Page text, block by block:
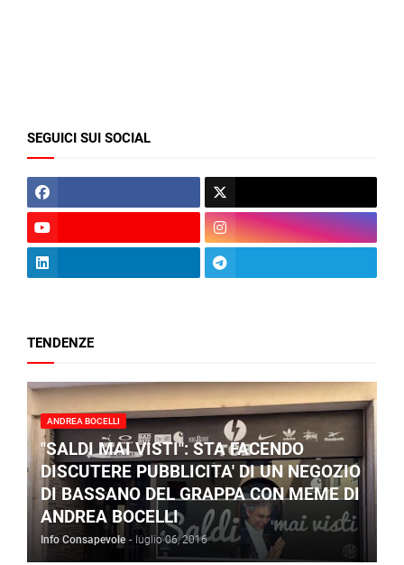
SEGUICI SUI SOCIAL
TENDENZE
ANDREA BOCELLI
"SALDI MAI VISTI": STA FACENDO
DISCUTERE PUBBLICITA' DI UN NEGOZIO
DI BASSANO DEL GRAPPA CON MEME DI
ANDREA BOCELLI
Info Consapevole - luglio 06, 2016